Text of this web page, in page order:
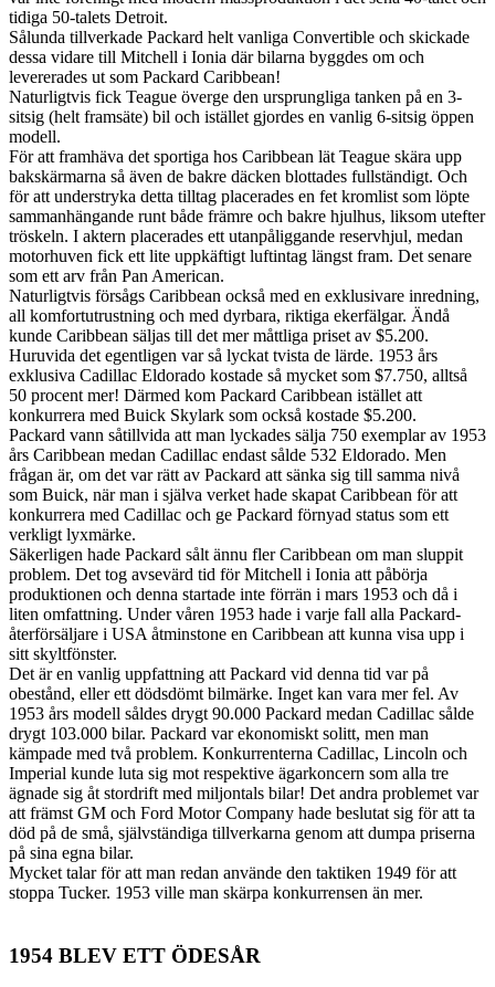
tidiga 50-talets Detroit.
Sålunda tillverkade Packard helt vanliga Convertible och skickade
dessa vidare till Mitchell i Ionia där bilarna byggdes om och
levererades ut som Packard Caribbean!
Naturligtvis fick Teague överge den ursprungliga tanken på en 3-
sitsig (helt framsäte) bil och istället gjordes en vanlig 6-sitsig öppen
modell.
För att framhäva det sportiga hos Caribbean lät Teague skära upp
bakskärmarna så även de bakre däcken blottades fullständigt. Och
för att understryka detta tilltag placerades en fet kromlist som löpte
sammanhängande runt både främre och bakre hjulhus, liksom utefter
tröskeln. I aktern placerades ett utanpåliggande reservhjul, medan
motorhuven fick ett lite uppkäftigt luftintag längst fram. Det senare
som ett arv från Pan American.
Naturligtvis försågs Caribbean också med en exklusivare inredning,
all komfortutrustning och med dyrbara, riktiga ekerfälgar. Ändå
kunde Caribbean säljas till det mer måttliga priset av $5.200.
Huruvida det egentligen var så lyckat tvista de lärde. 1953 års
exklusiva Cadillac Eldorado kostade så mycket som $7.750, alltså
50 procent mer! Därmed kom Packard Caribbean istället att
konkurrera med Buick Skylark som också kostade $5.200.
Packard vann såtillvida att man lyckades sälja 750 exemplar av 1953
års Caribbean medan Cadillac endast sålde 532 Eldorado. Men
frågan är, om det var rätt av Packard att sänka sig till samma nivå
som Buick, när man i själva verket hade skapat Caribbean för att
konkurrera med Cadillac och ge Packard förnyad status som ett
verkligt lyxmärke.
Säkerligen hade Packard sålt ännu fler Caribbean om man sluppit
problem. Det tog avsevärd tid för Mitchell i Ionia att påbörja
produktionen och denna startade inte förrän i mars 1953 och då i
liten omfattning. Under våren 1953 hade i varje fall alla Packard-
återförsäljare i USA åtminstone en Caribbean att kunna visa upp i
sitt skyltfönster.
Det är en vanlig uppfattning att Packard vid denna tid var på
obestånd, eller ett dödsdömt bilmärke. Inget kan vara mer fel. Av
1953 års modell såldes drygt 90.000 Packard medan Cadillac sålde
drygt 103.000 bilar. Packard var ekonomiskt solitt, men man
kämpade med två problem. Konkurrenterna Cadillac, Lincoln och
Imperial kunde luta sig mot respektive ägarkoncern som alla tre
ägnade sig åt stordrift med miljontals bilar! Det andra problemet var
att främst GM och Ford Motor Company hade beslutat sig för att ta
död på de små, självständiga tillverkarna genom att dumpa priserna
på sina egna bilar.
Mycket talar för att man redan använde den taktiken 1949 för att
stoppa Tucker. 1953 ville man skärpa konkurrensen än mer.
1954 BLEV ETT ÖDESÅR